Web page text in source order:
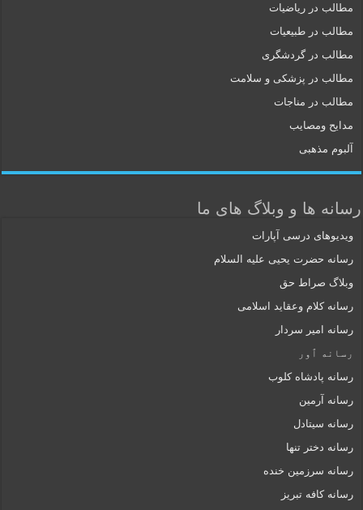
مطالب در ریاضیات
مطالب در طبیعیات
مطالب در گردشگری
مطالب در پزشکی و سلامت
مطالب در مناجات
مدایح ومصایب
آلبوم مذهبی
رسانه ها و وبلاگ های ما
ویدیوهای درسی آپارات
رسانه حضرت یحیی علیه السلام
وبلاگ صراط حق
رسانه کلام وعقاید اسلامی
رسانه امیر سردار
رسانه ٱور
رسانه پادشاه کلوب
رسانه آرمین
رسانه سیتادل
رسانه دختر تنها
رسانه سرزمین خنده
رسانه کافه تبریز